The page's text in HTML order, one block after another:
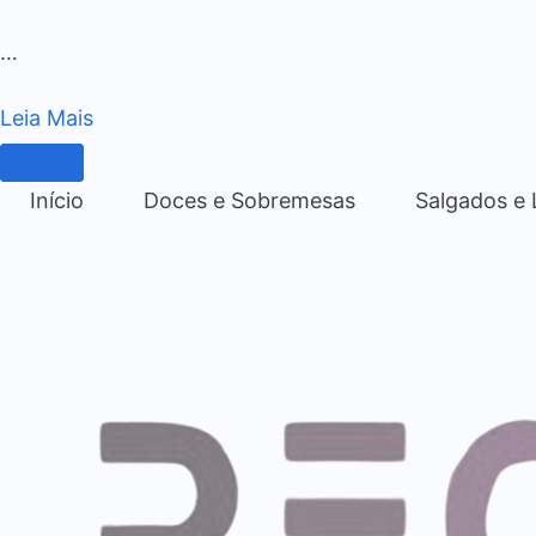
…
Leia Mais
Início Doces e Sobremesas Salgados e